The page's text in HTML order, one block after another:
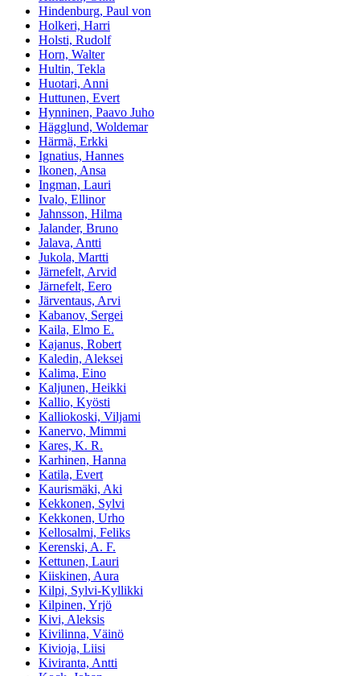
Hindenburg, Paul von
Holkeri, Harri
Holsti, Rudolf
Horn, Walter
Hultin, Tekla
Huotari, Anni
Huttunen, Evert
Hynninen, Paavo Juho
Hägglund, Woldemar
Härmä, Erkki
Ignatius, Hannes
Ikonen, Ansa
Ingman, Lauri
Ivalo, Ellinor
Jahnsson, Hilma
Jalander, Bruno
Jalava, Antti
Jukola, Martti
Järnefelt, Arvid
Järnefelt, Eero
Järventaus, Arvi
Kabanov, Sergei
Kaila, Elmo E.
Kajanus, Robert
Kaledin, Aleksei
Kalima, Eino
Kaljunen, Heikki
Kallio, Kyösti
Kalliokoski, Viljami
Kanervo, Mimmi
Kares, K. R.
Karhinen, Hanna
Katila, Evert
Kaurismäki, Aki
Kekkonen, Sylvi
Kekkonen, Urho
Kellosalmi, Feliks
Kerenski, A. F.
Kettunen, Lauri
Kiiskinen, Aura
Kilpi, Sylvi-Kyllikki
Kilpinen, Yrjö
Kivi, Aleksis
Kivilinna, Väinö
Kivioja, Liisi
Kiviranta, Antti